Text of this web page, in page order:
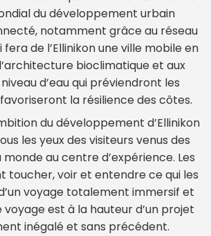
du développement urbain
notamment grâce au réseau
de l’Ellinikon une ville mobile en
bioclimatique et aux
d’eau qui préviendront les
la résilience des côtes.
du développement d’Ellinikon
les yeux des visiteurs venus des
au centre d’expérience. Les
toucher, voir et entendre ce qui les
voyage totalement immersif et
voyage est à la hauteur d’un projet
inégalé et sans précédent.